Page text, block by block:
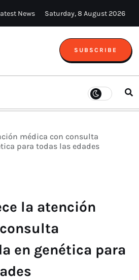
News Saturday, 8 August 2026
SUBSCRIBE
médica con consulta
para todas las edades
la atención
en genética para